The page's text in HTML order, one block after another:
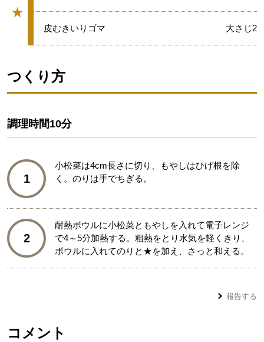
★
グループ
★
皮むきいりゴマ 大さじ2
つくり方
調理時間10分
1
小松菜は4cm長さに切り、もやしはひげ根を除
く。のりは手でちぎる。
2
耐熱ボウルに小松菜ともやしを入れて電子レンジ
で4～5分加熱する。粗熱をとり水気を軽くきり、
ボウルに入れてのりと★を加え、さっと和える。
報告する
コメント